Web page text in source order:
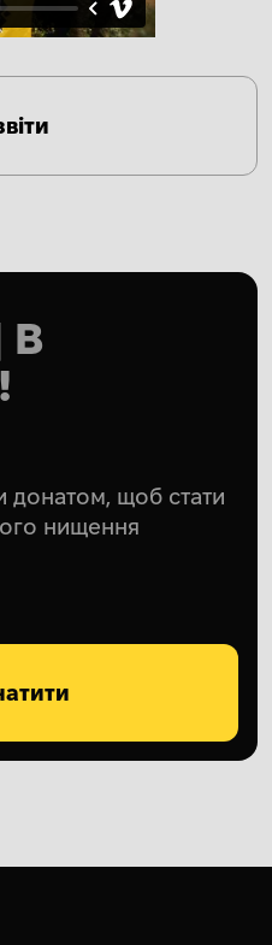
В
донатом, щоб стати
нищення